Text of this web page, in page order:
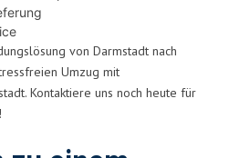
von Darmstadt nach
Umzug mit
Kontaktiere uns noch heute für